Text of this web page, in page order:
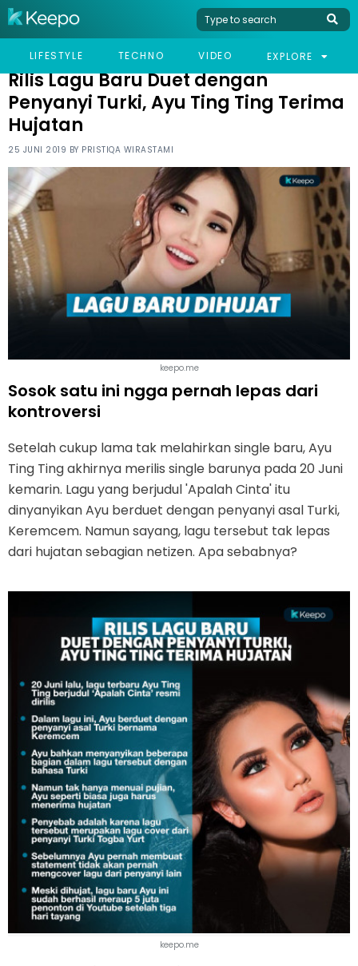
LIFESTYLE TECHNO VIDEO EXPLORE
HOME CELEB
RILIS LAGU BARU DUET DENGAN PENYANYI TURKI, AYU TING TING
Rilis Lagu Baru Duet dengan
Penyanyi Turki, Ayu Ting Ting Terima
Hujatan
25 JUNI 2019 BY PRISTIQA WIRASTAMI
keepo.me
Sosok satu ini ngga pernah lepas dari
kontroversi
Setelah cukup lama tak melahirkan single baru, Ayu
Ting Ting akhirnya merilis single barunya pada 20 Juni
kemarin. Lagu yang berjudul 'Apalah Cinta' itu
dinyanyikan Ayu berduet dengan penyanyi asal Turki,
Keremcem. Namun sayang, lagu tersebut tak lepas
dari hujatan sebagian netizen. Apa sebabnya?
keepo.me